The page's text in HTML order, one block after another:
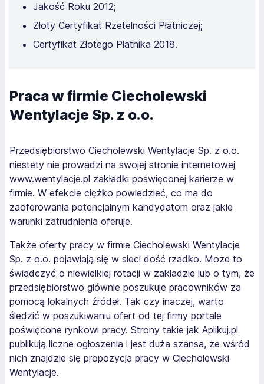
Jakość Roku 2012;
Złoty Certyfikat Rzetelności Płatniczej;
Certyfikat Złotego Płatnika 2018.
Praca w firmie Ciecholewski
Wentylacje Sp. z o.o.
Przedsiębiorstwo Ciecholewski Wentylacje Sp. z o.o.
niestety nie prowadzi na swojej stronie internetowej
www.wentylacje.pl zakładki poświęconej karierze w
firmie. W efekcie ciężko powiedzieć, co ma do
zaoferowania potencjalnym kandydatom oraz jakie
warunki zatrudnienia oferuje.
Także oferty pracy w firmie Ciecholewski Wentylacje
Sp. z o.o. pojawiają się w sieci dość rzadko. Może to
świadczyć o niewielkiej rotacji w zakładzie lub o tym, że
przedsiębiorstwo głównie poszukuje pracowników za
pomocą lokalnych źródeł. Tak czy inaczej, warto
śledzić w poszukiwaniu ofert od tej firmy portale
poświęcone rynkowi pracy. Strony takie jak Aplikuj.pl
publikują liczne ogłoszenia i jest duża szansa, że wśród
nich znajdzie się propozycja pracy w Ciecholewski
Wentylacje.